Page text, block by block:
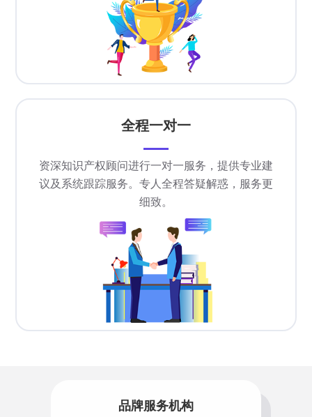
全程一对一
资深知识产权顾问进行一对一服务，提供专业建
议及系统跟踪服务。专人全程答疑解惑，服务更
细致。
品牌服务机构